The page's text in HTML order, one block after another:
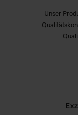
Unser